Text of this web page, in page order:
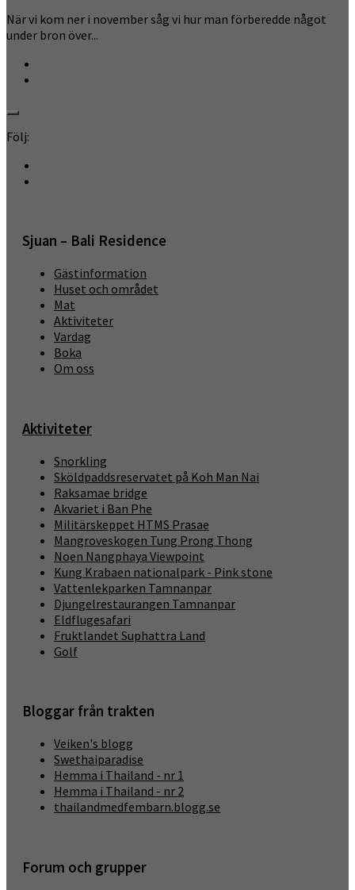
När vi kom ner i november såg vi hur man förberedde något
under bron över...
Följ:
Sjuan – Bali Residence
Gästinformation
Huset och området
Mat
Aktiviteter
Vardag
Boka
Om oss
Aktiviteter
Snorkling
Sköldpaddsreservatet på Koh Man Nai
Raksamae bridge
Akvariet i Ban Phe
Militärskeppet HTMS Prasae
Mangroveskogen Tung Prong Thong
Noen Nangphaya Viewpoint
Kung Krabaen nationalpark - Pink stone
Vattenlekparken Tamnanpar
Djungelrestaurangen Tamnanpar
Eldflugesafari
Fruktlandet Suphattra Land
Golf
Bloggar från trakten
Veiken's blogg
Swethaiparadise
Hemma i Thailand - nr 1
Hemma i Thailand - nr 2
thailandmedfembarn.blogg.se
Forum och grupper